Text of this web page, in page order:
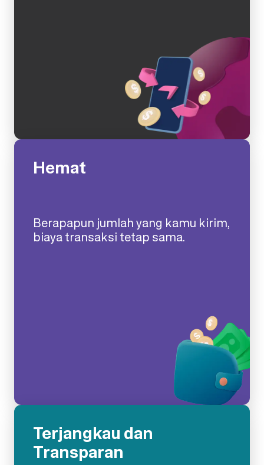
Hemat
Berapapun jumlah yang kamu kirim,
biaya transaksi tetap sama.
Terjangkau dan
Transparan